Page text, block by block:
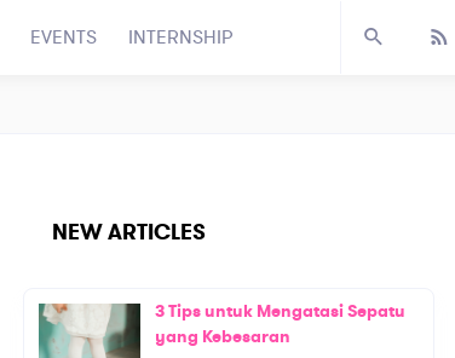
EVENTS INTERNSHIP
NEW ARTICLES
3 Tips untuk Mengatasi Sepatu
yang Kebesaran